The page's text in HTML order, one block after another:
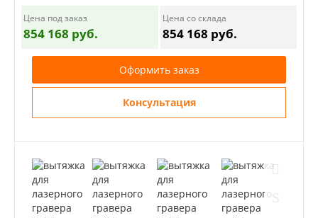
Цена под заказ
854 168 руб.
Цена со склада
854 168 руб.
Оформить заказ
Консультация